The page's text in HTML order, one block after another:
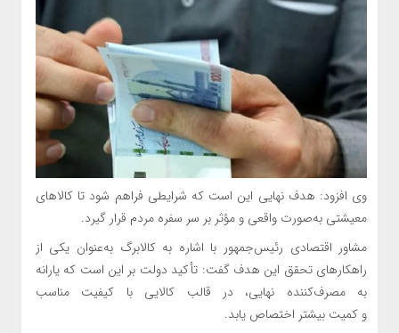
وی افزود: هدف نهایی این است که شرایطی فراهم شود تا کالاهای
معیشتی به‌صورت واقعی و مؤثر بر سر سفره مردم قرار گیرد.
مشاور اقتصادی رئیس‌جمهور با اشاره به کالابرگ به‌عنوان یکی از
راهکارهای تحقق این هدف گفت: تأکید دولت بر این است که یارانه
به مصرف‌کننده نهایی، در قالب کالایی با کیفیت مناسب
و کمیت بیشتر اختصاص یابد.